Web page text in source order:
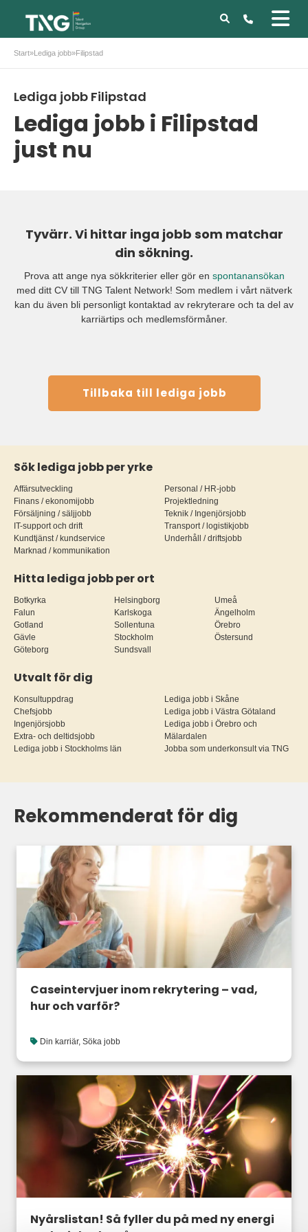
Start»Lediga jobb»Filipstad
Lediga jobb Filipstad
Lediga jobb i Filipstad
just nu
Tyvärr. Vi hittar inga jobb som matchar
din sökning.
Prova att ange nya sökkriterier eller gör en spontanansökan
med ditt CV till TNG Talent Network! Som medlem i vårt nätverk
kan du även bli personligt kontaktad av rekryterare och ta del av
karriärtips och medlemsförmåner.
Tillbaka till lediga jobb
Sök lediga jobb per yrke
Affärsutveckling
Finans / ekonomijobb
Försäljning / säljjobb
IT-support och drift
Kundtjänst / kundservice
Marknad / kommunikation
Personal / HR-jobb
Projektledning
Teknik / Ingenjörsjobb
Transport / logistikjobb
Underhåll / driftsjobb
Hitta lediga jobb per ort
Botkyrka
Falun
Gotland
Gävle
Göteborg
Helsingborg
Karlskoga
Sollentuna
Stockholm
Sundsvall
Umeå
Ängelholm
Örebro
Östersund
Utvalt för dig
Konsultuppdrag
Chefsjobb
Ingenjörsjobb
Extra- och deltidsjobb
Lediga jobb i Stockholms län
Lediga jobb i Skåne
Lediga jobb i Västra Götaland
Lediga jobb i Örebro och
Mälardalen
Jobba som underkonsult via TNG
Rekommenderat för dig
Caseintervjuer inom rekrytering – vad,
hur och varför?
Din karriär, Söka jobb
Nyårslistan! Så fyller du på med ny energi